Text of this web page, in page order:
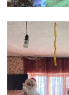
Primar